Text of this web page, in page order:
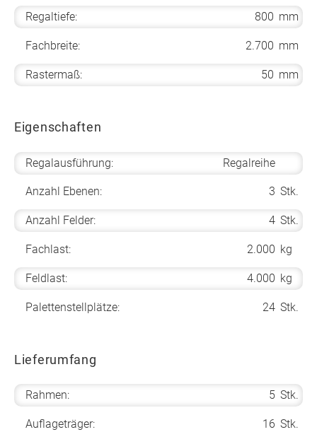
Regaltiefe: 800 mm
Fachbreite: 2.700 mm
Rastermaß: 50 mm
Eigenschaften
Regalausführung: Regalreihe
Anzahl Ebenen: 3 Stk.
Anzahl Felder: 4 Stk.
Fachlast: 2.000 kg
Feldlast: 4.000 kg
Palettenstellplätze: 24 Stk.
Lieferumfang
Rahmen: 5 Stk.
Auflageträger: 16 Stk.